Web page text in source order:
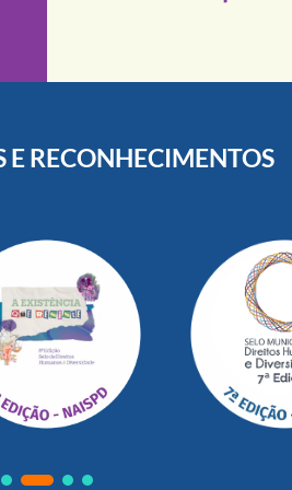
E RECONHECIMENTOS